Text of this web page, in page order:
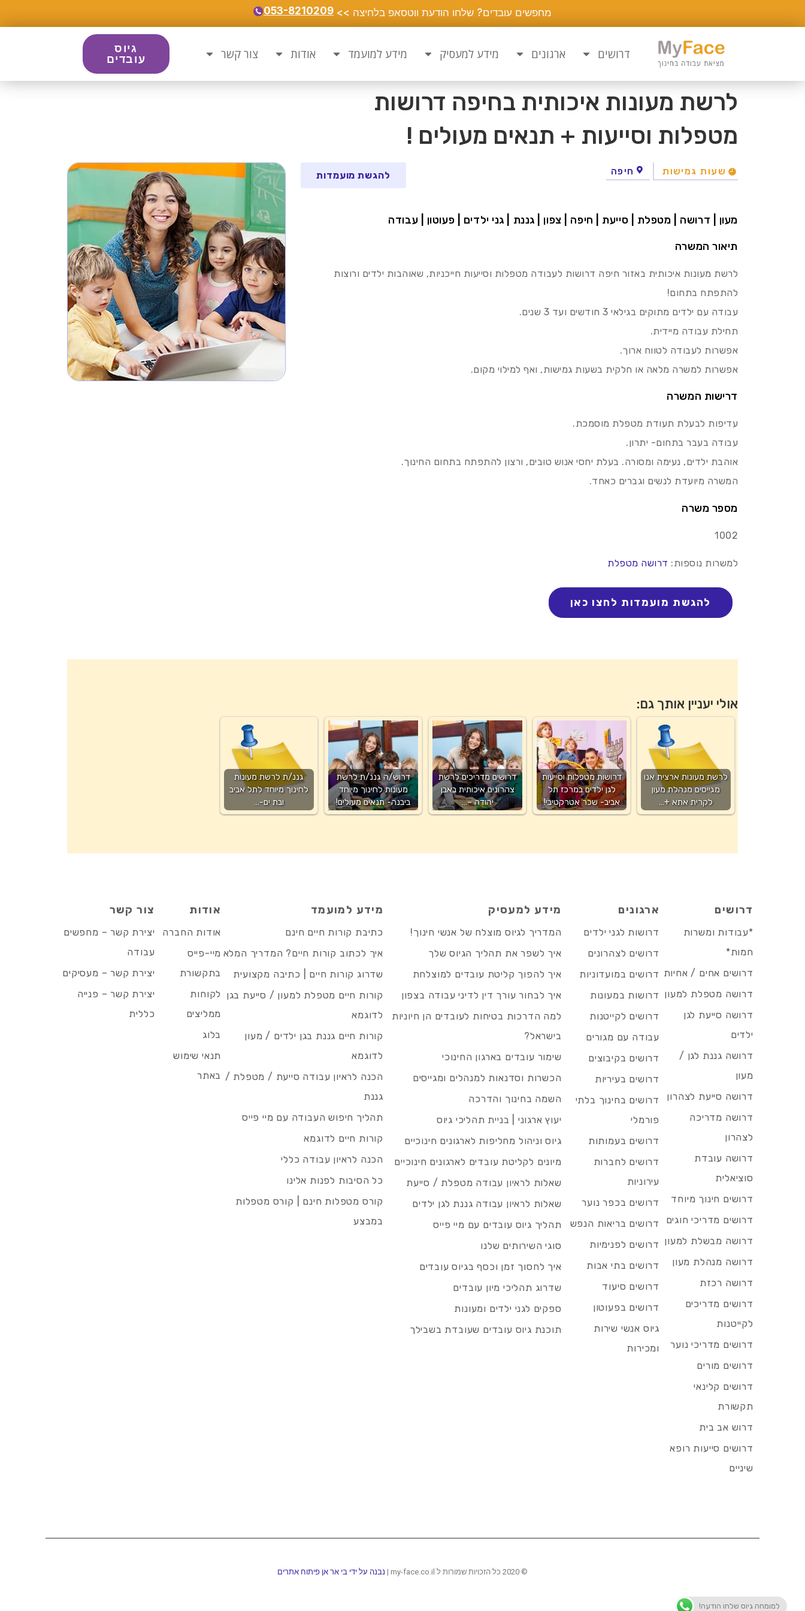
מחפשים עובדים? שלחו הודעת ווטסאפ בלחיצה >> 053-8210209
דרושים ארגונים מידע למעסיק מידע למועמד אודות צור קשר
גיוס
עובדים
לרשת מעונות איכותית בחיפה דרושות
מטפלות וסייעות + תנאים מעולים !
שעות גמישות חיפה להגשת מועמדות
מעון | דרושה | מטפלת | סייעת | חיפה | צפון | גננת | גני ילדים | פעוטון | עבודה
תיאור המשרה
לרשת מעונות איכותית באזור חיפה דרושות לעבודה מטפלות וסייעות חייכניות, שאוהבות ילדים ורוצות
להתפתח בתחום!
עבודה עם ילדים מתוקים בגילאי 3 חודשים ועד 3 שנים.
תחילת עבודה מיידית.
אפשרות לעבודה לטווח ארוך.
אפשרות למשרה מלאה או חלקית בשעות גמישות, ואף למילוי מקום.
דרישות המשרה
עדיפות לבעלת תעודת מטפלת מוסמכת.
עבודה בעבר בתחום- יתרון.
אוהבת ילדים, נעימה ומסורה. בעלת יחסי אנוש טובים, ורצון להתפתח בתחום החינוך.
המשרה מיועדת לנשים וגברים כאחד.
מספר משרה
1002
למשרות נוספות: דרושה מטפלת
אולי יעניין אותך גם:
גננ/ת לרשת מעונות
לחינוך מיוחד לתל אביב
ובת ים-…
דרוש/ה גננ/ת לרשת
מעונות לחינוך מיוחד
ביבנה- תנאים מעולים!
דרושים מדריכים לרשת
צהרונים איכותית באבן
יהודה –…
דרושות מטפלות וסייעות
לגן ילדים במרכז תל
אביב- שכר אטרקטיבי!
לרשת מעונות ארצית אנו
מגייסים מנהלת מעון
לקרית אתא +…
דרושים
*עבודות ומשרות
חמות*
דרושים אחים / אחיות
דרושה מטפלת למעון
דרושה סייעת לגן
ילדים
דרושה גננת לגן /
מעון
דרושה סייעת לצהרון
דרושה מדריכה
לצהרון
דרושה עובדת
סוציאלית
דרושים חינוך מיוחד
דרושים מדריכי חוגים
דרושה מבשלת למעון
דרושה מנהלת מעון
דרושה רכזת
דרושים מדריכים
לקייטנות
דרושים מדריכי נוער
דרושים מורים
דרושים קלינאי
תקשורת
דרוש אב בית
דרושים סייעות רופא
שיניים
ארגונים
דרושות לגני ילדים
דרושים לצהרונים
דרושים במועדוניות
דרושות במעונות
דרושים לקייטנות
עבודה עם מגורים
דרושים בקיבוצים
דרושים בעיריות
דרושים בחינוך בלתי
פורמלי
דרושים בעמותות
דרושים לחברות
עירוניות
דרושים בכפר נוער
דרושים בריאות הנפש
דרושים לפנימיות
דרושים בתי אבות
דרושים סיעוד
דרושים בפעוטון
גיוס אנשי שירות
ומכירות
מידע למעסיק
המדריך לגיוס מוצלח של אנשי חינוך!
איך לשפר את תהליך הגיוס שלך
איך להפוך קליטת עובדים למוצלחת
איך לבחור עורך דין לדיני עבודה בצפון
למה הדרכות בטיחות לעובדים הן חיוניות
בישראל?
שימור עובדים בארגון החינוכי
הכשרות וסדנאות למנהלים ומגייסים
השמה בחינוך והדרכה
יעוץ ארגוני | בניית תהליכי גיוס
גיוס וניהול מחליפות לארגונים חינוכיים
מיונים לקליטת עובדים לארגונים חינוכיים
שאלות לראיון עבודה מטפלת / סייעת
שאלות לראיון עבודה גננת לגן ילדים
תהליך גיוס עובדים עם מיי פייס
סוגי השירותים שלנו
איך לחסוך זמן וכסף בגיוס עובדים
שדרוג תהליכי מיון עובדים
ספקים לגני ילדים ומעונות
תוכנת גיוס עובדים שעובדת בשבילך
מידע למועמד
כתיבת קורות חיים חינם
איך לכתוב קורות חיים? המדריך המלא
שדרוג קורות חיים | כתיבה מקצועית
קורות חיים מטפלת למעון / סייעת בגן
לדוגמא
קורות חיים גננת בגן ילדים / מעון
לדוגמא
הכנה לראיון עבודה סייעת / מטפלת /
גננת
תהליך חיפוש העבודה עם מיי פייס
קורות חיים לדוגמא
הכנה לראיון עבודה כללי
כל הסיבות לפנות אלינו
קורס מטפלות חינם | קורס מטפלות
במבצע
אודות
אודות החברה
מיי-פייס
בתקשורת
לקוחות
ממליצים
בלוג
תנאי שימוש
באתר
צור קשר
יצירת קשר – מחפשים
עבודה
יצירת קשר – מעסיקים
יצירת קשר – פנייה
כללית
© 2020 כל הזכויות שמורות ל my-face.co.il | נבנה על ידי בי אר אן פיתוח אתרים
למומחה גיוס שלחו הודעה!